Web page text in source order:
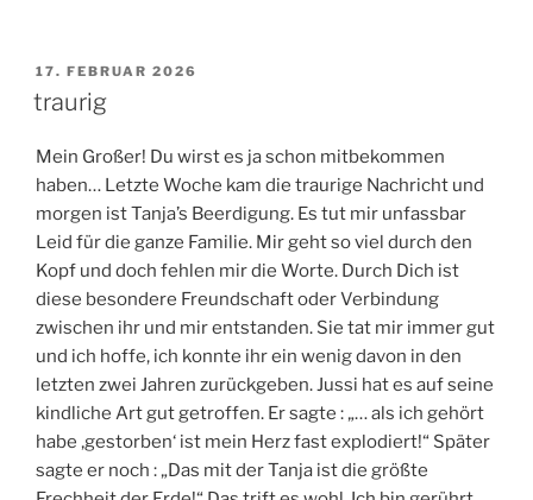
VERÖFFENTLICHT
AM
17. FEBRUAR 2026
traurig
Mein Großer! Du wirst es ja schon mitbekommen
haben… Letzte Woche kam die traurige Nachricht und
morgen ist Tanja’s Beerdigung. Es tut mir unfassbar
Leid für die ganze Familie. Mir geht so viel durch den
Kopf und doch fehlen mir die Worte. Durch Dich ist
diese besondere Freundschaft oder Verbindung
zwischen ihr und mir entstanden. Sie tat mir immer gut
und ich hoffe, ich konnte ihr ein wenig davon in den
letzten zwei Jahren zurückgeben. Jussi hat es auf seine
kindliche Art gut getroffen. Er sagte : „… als ich gehört
habe ‚gestorben‘ ist mein Herz fast explodiert!“ Später
sagte er noch : „Das mit der Tanja ist die größte